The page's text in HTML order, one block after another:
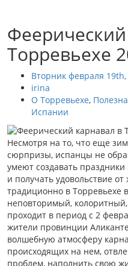
Торревьехе
Вторник февраля 19th,
irina
О Торревьехе,
Испании
Несмотря на то, что еще
сюрпризы, испанцы не
умеют создавать праздники
и получать удовольствие
традиционно в Торревьехе
неповторимый,
проходит в период с 2
жители провинции
волшебную атмосферу
происходящих на нем,
проблем, наполнить свою